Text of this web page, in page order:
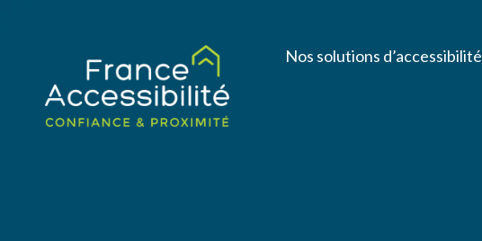
Nos solutions d’accessibilité